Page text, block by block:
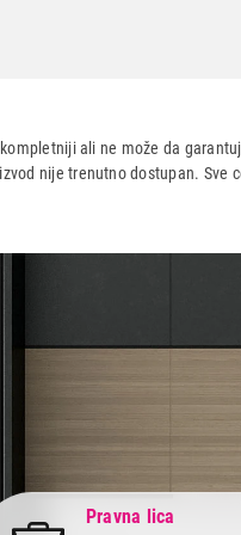
ali ne može da
nije trenutno dostupan. Sve
Pravna lica